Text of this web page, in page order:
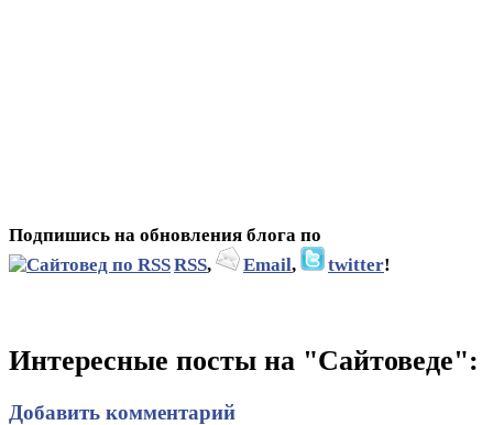
Подпишись на обновления блога по
RSS, Email, twitter!
Интересные посты на "Сайтоведе":
Добавить комментарий